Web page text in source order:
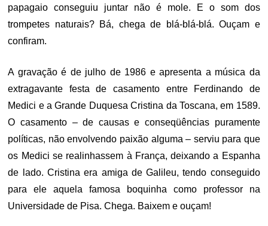
papagaio conseguiu juntar não é mole. E o som dos
trompetes naturais? Bá, chega de blá-blá-blá. Ouçam e
confiram.
A gravação é de julho de 1986 e apresenta a música da
extragavante festa de casamento entre Ferdinando de
Medici e a Grande Duquesa Cristina da Toscana, em 1589.
O casamento – de causas e conseqüências puramente
políticas, não envolvendo paixão alguma – serviu para que
os Medici se realinhassem à França, deixando a Espanha
de lado. Cristina era amiga de Galileu, tendo conseguido
para ele aquela famosa boquinha como professor na
Universidade de Pisa. Chega. Baixem e ouçam!